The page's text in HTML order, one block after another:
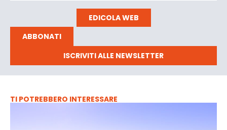
EDICOLA WEB
ABBONATI
ISCRIVITI ALLE NEWSLETTER
TI POTREBBERO INTERESSARE